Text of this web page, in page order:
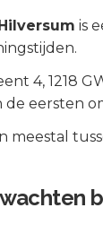
is
4, 1218
de eersten
meestal